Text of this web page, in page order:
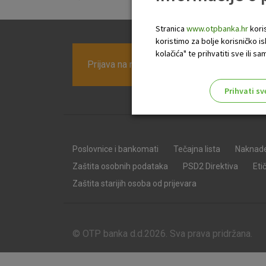
Prijava na newsletter OTP banke
Poslovnice i bankomati Tečajna lista
Zaštita osobnih podataka
PSD2 Direktiva
Zaštita starijih osoba od prijevara
© OTP banka d.d.2026. Sva prava pridržana.
Stranica www.otpbanka.hr
koristimo za bolje korisničko
kolačića" te prihvatiti sve ili
Prihvati